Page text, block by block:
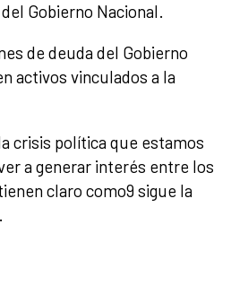
Gobierno Nacional.
de deuda del Gobierno
activos vinculados a la
crisis política que estamos
a generar interés entre los
claro como9 sigue la